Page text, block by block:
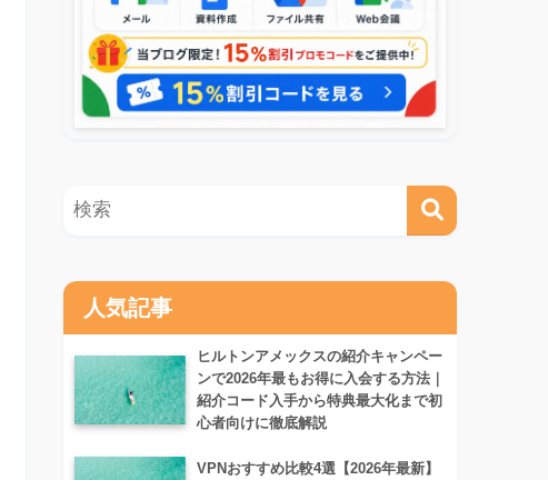
人気記事
ヒルトンアメックスの紹介キャンペー
ンで2026年最もお得に入会する方法｜
紹介コード入手から特典最大化まで初
心者向けに徹底解説
VPNおすすめ比較4選【2026年最新】